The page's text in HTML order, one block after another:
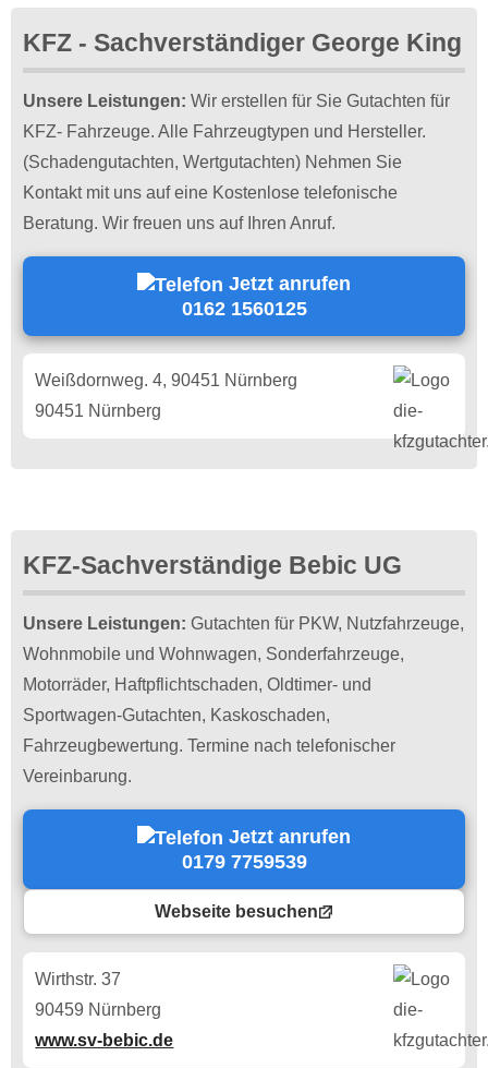
KFZ - Sachverständiger George King
Unsere Leistungen: Wir erstellen für Sie Gutachten für
KFZ- Fahrzeuge. Alle Fahrzeugtypen und Hersteller.
(Schadengutachten, Wertgutachten) Nehmen Sie
Kontakt mit uns auf eine Kostenlose telefonische
Beratung. Wir freuen uns auf Ihren Anruf.
Jetzt anrufen
0162 1560125
Weißdornweg. 4, 90451 Nürnberg
90451 Nürnberg
KFZ-Sachverständige Bebic UG
Unsere Leistungen: Gutachten für PKW, Nutzfahrzeuge,
Wohnmobile und Wohnwagen, Sonderfahrzeuge,
Motorräder, Haftpflichtschaden, Oldtimer- und
Sportwagen-Gutachten, Kaskoschaden,
Fahrzeugbewertung. Termine nach telefonischer
Vereinbarung.
Jetzt anrufen
0179 7759539
Webseite besuchen
Wirthstr. 37
90459 Nürnberg
www.sv-bebic.de